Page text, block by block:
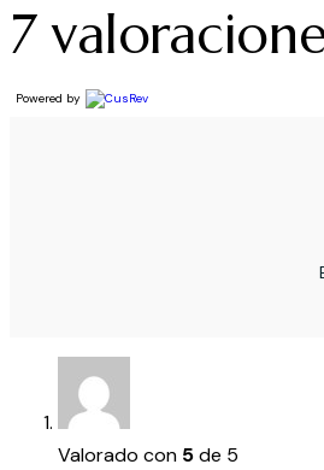
7
Powered by
Valorado con 5de 5